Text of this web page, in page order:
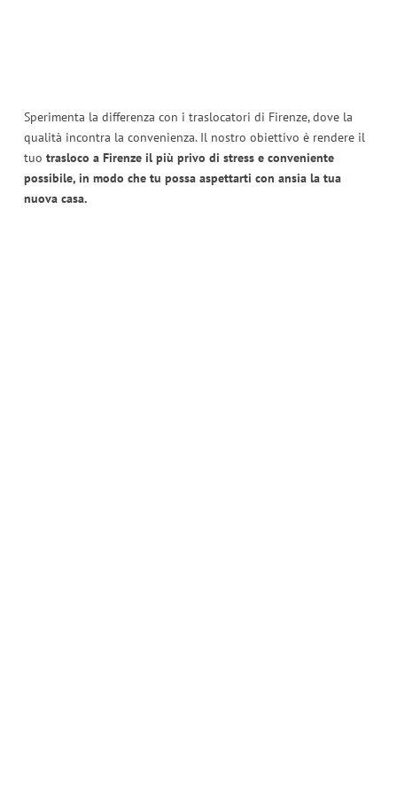
Sperimenta la differenza con i traslocatori di Firenze, dove la
qualità incontra la convenienza. Il nostro obiettivo è rendere il
tuo trasloco a Firenze il più privo di stress e conveniente
possibile, in modo che tu possa aspettarti con ansia la tua
nuova casa.